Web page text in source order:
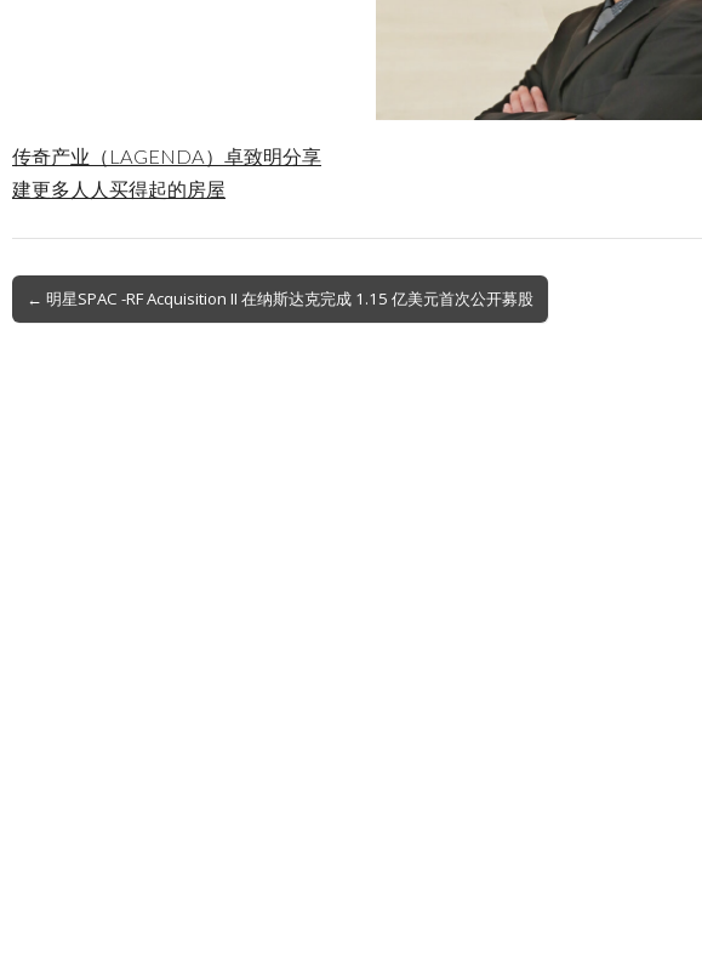
传奇产业（LAGENDA）卓致明分享
建更多人人买得起的房屋
Post
navigation
← 明星SPAC -RF Acquisition II 在纳斯达克完成 1.15 亿美元首次公开募股